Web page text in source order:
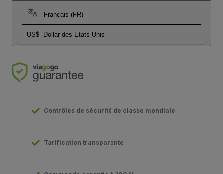
Français (FR)
US$ Dollar des Etats-Unis
Contrôles de sécurité de classe mondiale
Tarification transparente